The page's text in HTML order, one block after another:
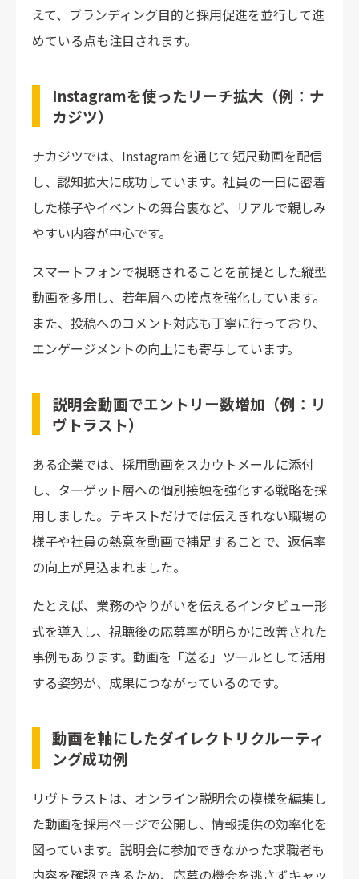
えて、ブランディング目的と採用促進を並行して進
めている点も注目されます。
Instagramを使ったリーチ拡大（例：ナ
カジツ）
ナカジツでは、Instagramを通じて短尺動画を配信
し、認知拡大に成功しています。社員の一日に密着
した様子やイベントの舞台裏など、リアルで親しみ
やすい内容が中心です。
スマートフォンで視聴されることを前提とした縦型
動画を多用し、若年層への接点を強化しています。
また、投稿へのコメント対応も丁寧に行っており、
エンゲージメントの向上にも寄与しています。
説明会動画でエントリー数増加（例：リ
ヴトラスト）
ある企業では、採用動画をスカウトメールに添付
し、ターゲット層への個別接触を強化する戦略を採
用しました。テキストだけでは伝えきれない職場の
様子や社員の熱意を動画で補足することで、返信率
の向上が見込まれました。
たとえば、業務のやりがいを伝えるインタビュー形
式を導入し、視聴後の応募率が明らかに改善された
事例もあります。動画を「送る」ツールとして活用
する姿勢が、成果につながっているのです。
動画を軸にしたダイレクトリクルーティ
ング成功例
リヴトラストは、オンライン説明会の模様を編集し
た動画を採用ページで公開し、情報提供の効率化を
図っています。説明会に参加できなかった求職者も